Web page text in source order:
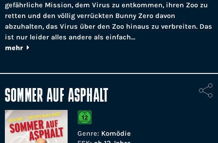
gefährliche Mission, dem Virus zu entkommen, ihren Zoo zu
retten und den völlig verrückten Bunny Zero davon
abzuhalten, das Virus über den Zoo hinaus zu verbreiten. Das
ist nur leider alles andere als einfach…
mehr
SOMMER AUF ASPHALT
Genre: Komödie